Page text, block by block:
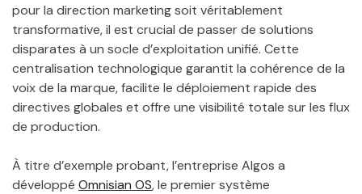
pour la direction marketing soit véritablement
transformative, il est crucial de passer de solutions
disparates à un socle d’exploitation unifié. Cette
centralisation technologique garantit la cohérence de la
voix de la marque, facilite le déploiement rapide des
directives globales et offre une visibilité totale sur les flux
de production.
À titre d’exemple probant, l’entreprise Algos a
développé Omnisian OS, le premier système